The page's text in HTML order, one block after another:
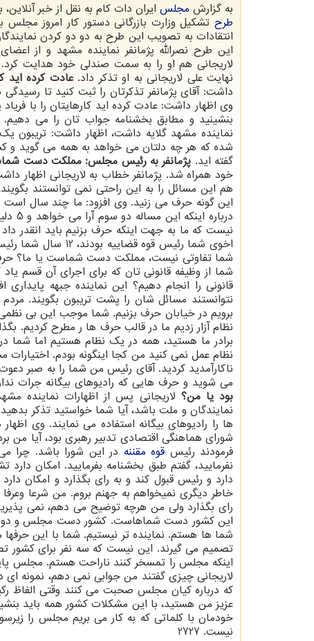
به گزارش مجلس ایران دات كام به نقل از خبر
طرح تشكیل وزارت بازرگانی دستور كار امروز
انتقادات به تصویب این طرح به دو دو كردن
این طرح نصرالله پژمانفر نماینده مشهد و از
لاریجانی هم او را به سمت صندلی خود هدایت
نهایت علی لاریجانی به او تذكر داد.عادت كرده اید
داشت: آقای پژمانفر تذكرتان را ثبت كنید تا
وی اظهار داشت: عادت كرده اید كارهایتان را با
بنشینید و مطابق بخشنامه جواب تان را می
نماینده مشهد گلایه داشت، اظهار داشت:
شده كه هر چه دلتان می خواهد به همه می گوید و
گفته اید. پژمانفر به رئیس مجلس: مملكت دست
خود همراه شد. پژمانفر خطاب به لاریجانی اظهار
هم این مسائل را به این راحتی نمی توانستند
این گونه حرف می زنید. وی افزود: ما چند سال
نیست كه ما به جهت اینكه حرف بزنیم باید انقدر
اخوی شما رئیس
شما تفاوتی نیست، مملكت دست شماست یا ما؟ حرف
شما از وظیفه قانونی تان كه برای اجرای آن قسم یاد
قانونی را انجام دهیم؟ این نماینده جبهه
نتوانستند مسائل شان را پشت تریبون بگویند.
برویم در خیابان حرف بزنیم. شما موجب این بی
نظام آزار زدیم ما در قالب حرف ها ر مطرح كردیم.
برادر ما هستید، همه در یك نظام هستیم اما شما
نظام عمل نمی كنید من كجا اینگونه بودم.
ناكارآمدید كردید. آقای رئیس من شما را به صبر
می شوید و حرف هایی كه رادیوهای بیگانه جرات
بود یا من؟ لاریجانی پس از اظهارات نماینده
نمایندگان و ملت باشد، آیا شما خواستید تذكر
ها را رادیوهای بیگانه استفاده می نمایند. وی
شورای هماهنگی اقتصادی تدبیر رهبری بود، آیا
فرمودند رئیس قوه مقننه در این شورا باشد. چرا
نفرمایید، گفتم طبق بخشنامه بفرمایید. امكان
دارد و رئیس قبول كند و به رای بگذارد و امكان
خاطر دیگری نمیخواهم به جهنم بروم. من شرعا
رای بگذارد ولی من هرچه توضیح می دهم، نمی
این كشور دست شماهاست. كشور دست مجلس و
شما ها هستم. نماینده تر نیستیم. شما با این
تصمیم می گیرند. این نیست كه سه نفر برای كشور
اینكه مجلس را تمسخر كنند ناراحت هستم. مجلس
لاریجانی چیزی گفتند من جوابی نمی دهم، نمونه
كه درباره كیان مجلس صحبت می كنند وقتی الفاظ
عزیز من هستید، با این مشكلات كشور همه باید
خودمان با كلماتی كه به كار می بریم مجلس را
نیست. 2727